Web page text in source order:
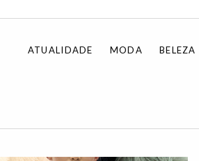
ATUALIDADE MODA BELEZA